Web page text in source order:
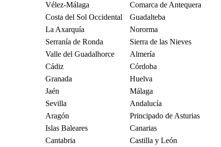
Vélez-Málaga
Comarca de Antequera
Costa del Sol Occidental
Guadalteba
La Axarquía
Nororma
Serranía de Ronda
Sierra de las Nieves
Valle del Guadalhorce
Almería
Cádiz
Córdoba
Granada
Huelva
Jaén
Málaga
Sevilla
Andalucía
Aragón
Principado de Asturias
Islas Baleares
Canarias
Cantabria
Castilla y León